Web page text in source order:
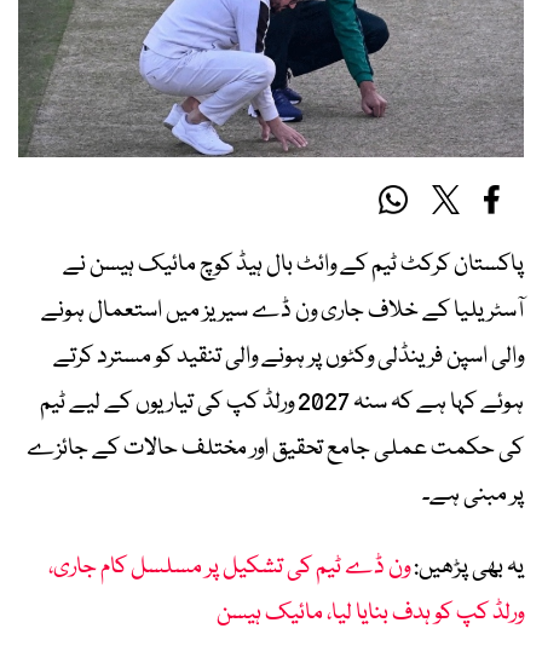
پاکستان کرکٹ ٹیم کے وائٹ بال ہیڈ کوچ مائیک ہیسن نے
آسٹریلیا کے خلاف جاری ون ڈے سیریز میں استعمال ہونے
والی اسپن فرینڈلی وکٹوں پر ہونے والی تنقید کو مسترد کرتے
ہوئے کہا ہے کہ سنہ 2027 ورلڈ کپ کی تیاریوں کے لیے ٹیم
کی حکمت عملی جامع تحقیق اور مختلف حالات کے جائزے
پر مبنی ہے۔
یہ بھی پڑھیں:ون ڈے ٹیم کی تشکیل پر مسلسل کام جاری،
ورلڈ کپ کو ہدف بنایا لیا، مائیک ہیسن